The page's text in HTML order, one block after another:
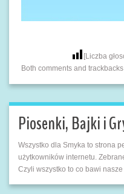
[Liczba
Both comments and
Piosenki, Bajki i
Wszystko dla Smyka to strona
użytkowników internetu.
Czyli wszystko to co bawi nasze